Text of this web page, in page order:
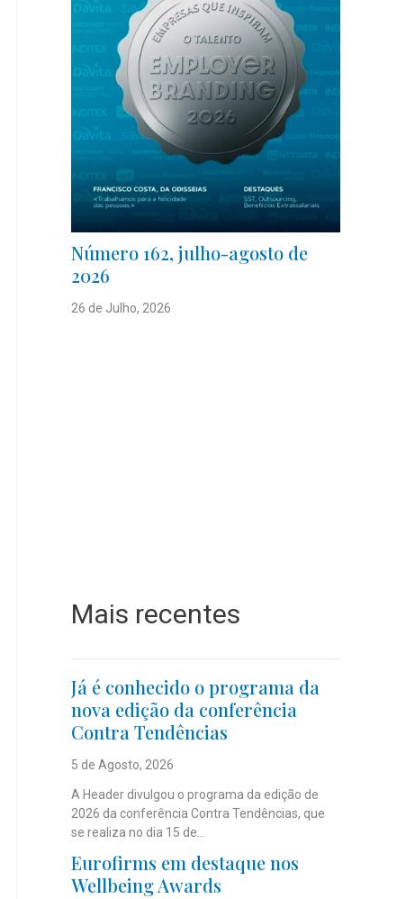
Número 162, julho-agosto de
2026
26 de Julho, 2026
Mais recentes
Já é conhecido o programa da
nova edição da conferência
Contra Tendências
5 de Agosto, 2026
A Header divulgou o programa da edição de
2026 da conferência Contra Tendências, que
se realiza no dia 15 de...
Eurofirms em destaque nos
Wellbeing Awards